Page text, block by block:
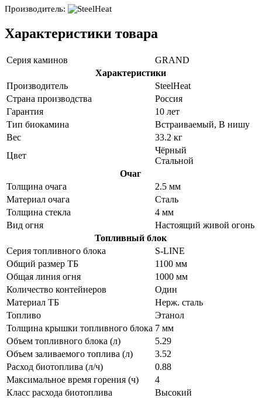
Производитель:
Характеристики товара
Серия каминов
GRAND
Характеристики
Производитель
SteelHeat
Страна производства
Россия
Гарантия
10 лет
Тип биокамина
Встраиваемый, В нишу
Вес
33.2 кг
Цвет
Чёрный
Стальной
Очаг
Толщина очага
2.5 мм
Материал очага
Сталь
Толщина стекла
4 мм
Вид огня
Настоящий живой огонь
Топливный блок
Серия топливного блока
S-LINE
Общий размер ТБ
1100 мм
Общая линия огня
1000 мм
Количество контейнеров
Один
Материал ТБ
Нерж. сталь
Топливо
Этанол
Толщина крышки топливного блока 7 мм
Объем топливного блока (л)
5.29
Объем заливаемого топлива (л)
3.52
Расход биотоплива (л/ч)
0.88
Максимальное время горения (ч)
4
Класс расхода биотоплива
Высокий